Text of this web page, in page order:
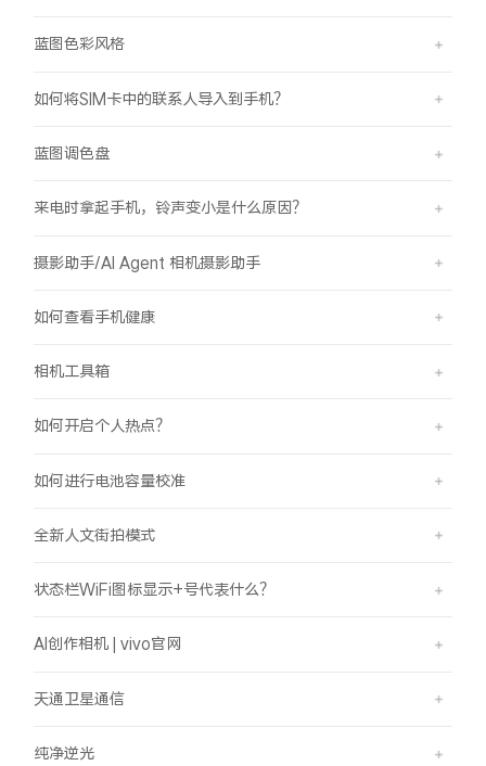
蓝图色彩风格
如何将SIM卡中的联系人导入到手机？
蓝图调色盘
来电时拿起手机，铃声变小是什么原因？
摄影助手/AI Agent 相机摄影助手
如何查看手机健康
相机工具箱
如何开启个人热点？
如何进行电池容量校准
全新人文街拍模式
状态栏WiFi图标显示+号代表什么？
AI创作相机 | vivo官网
天通卫星通信
纯净逆光